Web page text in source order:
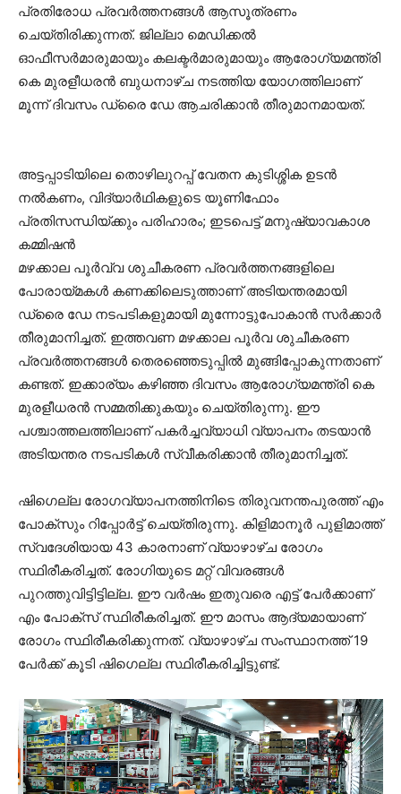
പ്രതിരോധ പ്രവര്‍ത്തനങ്ങള്‍ ആസൂത്രണം
ചെയ്തിരിക്കുന്നത്. ജില്ലാ മെഡിക്കല്‍
ഓഫീസര്‍മാരുമായും കലക്ടര്‍മാരുമായും ആരോഗ്യമന്ത്രി
കെ മുരളീധരന്‍ ബുധനാഴ്ച നടത്തിയ യോഗത്തിലാണ്
മൂന്ന് ദിവസം ഡ്രൈ ഡേ ആചരിക്കാന്‍ തീരുമാനമായത്.
അട്ടപ്പാടിയിലെ തൊഴിലുറപ്പ് വേതന കുടിശ്ശിക ഉടൻ
നൽകണം, വിദ്യാർഥികളുടെ യൂണിഫോം
പ്രതിസന്ധിയ്ക്കും പരിഹാരം; ഇടപെട്ട് മനുഷ്യാവകാശ
കമ്മിഷൻ
മഴക്കാല പൂര്‍വ്വ ശുചീകരണ പ്രവര്‍ത്തനങ്ങളിലെ
പോരായ്മകള്‍ കണക്കിലെടുത്താണ് അടിയന്തരമായി
ഡ്രൈ ഡേ നടപടികളുമായി മുന്നോട്ടുപോകാന്‍ സര്‍ക്കാര്‍
തീരുമാനിച്ചത്. ഇത്തവണ മഴക്കാല പൂര്‍വ ശുചീകരണ
പ്രവര്‍ത്തനങ്ങള്‍ തെരഞ്ഞെടുപ്പില്‍ മുങ്ങിപ്പോകുന്നതാണ്
കണ്ടത്. ഇക്കാര്യം കഴിഞ്ഞ ദിവസം ആരോഗ്യമന്ത്രി കെ
മുരളീധരന്‍ സമ്മതിക്കുകയും ചെയ്തിരുന്നു. ഈ
പശ്ചാത്തലത്തിലാണ് പകര്‍ച്ചവ്യാധി വ്യാപനം തടയാന്‍
അടിയന്തര നടപടികള്‍ സ്വീകരിക്കാന്‍ തീരുമാനിച്ചത്.
ഷിഗെല്ല രോഗവ്യാപനത്തിനിടെ തിരുവനന്തപുരത്ത് എം
പോക്‌സും റിപ്പോര്‍ട്ട് ചെയ്തിരുന്നു. കിളിമാനൂര്‍ പുളിമാത്ത്
സ്വദേശിയായ 43 കാരനാണ് വ്യാഴാഴ്ച രോഗം
സ്ഥിരീകരിച്ചത്. രോഗിയുടെ മറ്റ് വിവരങ്ങള്‍
പുറത്തുവിട്ടിട്ടില്ല. ഈ വര്‍ഷം ഇതുവരെ എട്ട് പേര്‍ക്കാണ്
എം പോക്സ് സ്ഥിരീകരിച്ചത്. ഈ മാസം ആദ്യമായാണ്
രോഗം സ്ഥിരീകരിക്കുന്നത്. വ്യാഴാഴ്ച സംസ്ഥാനത്ത് 19
പേര്‍ക്ക് കൂടി ഷിഗെല്ല സ്ഥിരീകരിച്ചിട്ടുണ്ട്.